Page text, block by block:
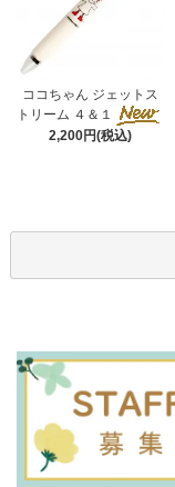
ココちゃん ジェットス
トリーム ４＆１
2,200円(税込)